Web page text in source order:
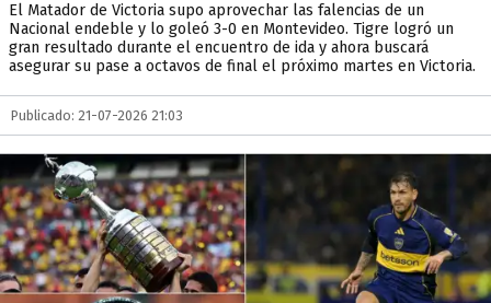
El Matador de Victoria supo aprovechar las falencias de un
Nacional endeble y lo goleó 3-0 en Montevideo. Tigre logró un
gran resultado durante el encuentro de ida y ahora buscará
asegurar su pase a octavos de final el próximo martes en Victoria.
Publicado: 21-07-2026 21:03